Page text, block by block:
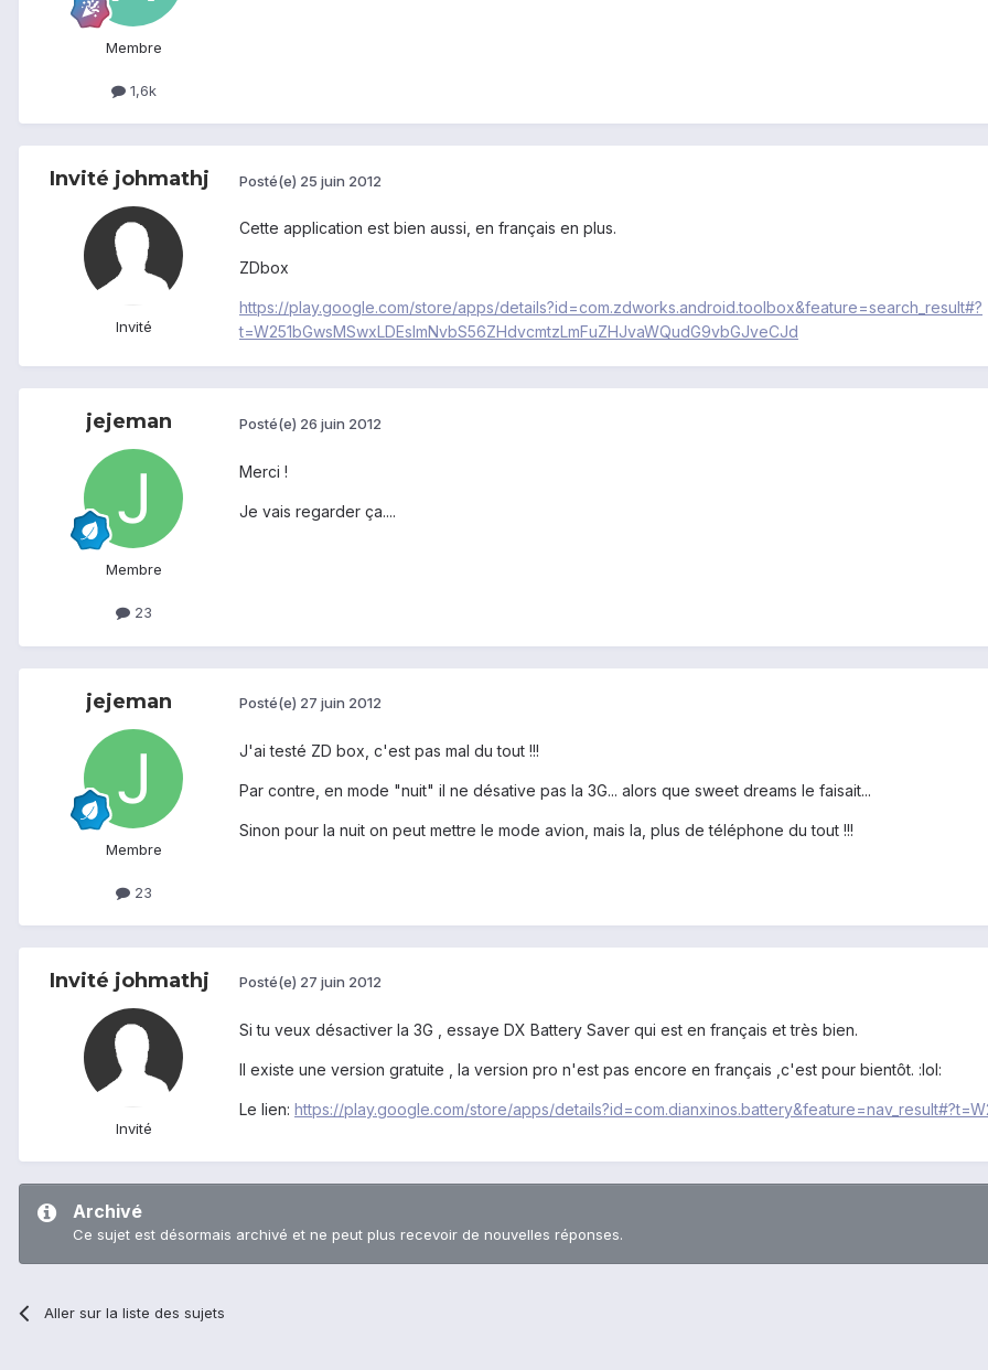
Membre
1,6k
Invité johmathj
Invité
Posté(e) 25 juin 2012
Cette application est bien aussi, en français en plus.
ZDbox
https://play.google.com/store/apps/details?id=com.zdworks.android.toolbox&feature=search_result#?
t=W251bGwsMSwxLDEsImNvbS56ZHdvcmtzLmFuZHJvaWQudG9vbGJveCJd
jejeman
Membre
23
Posté(e) 26 juin 2012
Merci !
Je vais regarder ça....
jejeman
Membre
23
Posté(e) 27 juin 2012
J'ai testé ZD box, c'est pas mal du tout !!!
Par contre, en mode "nuit" il ne désative pas la 3G... alors que sweet dreams le faisait...
Sinon pour la nuit on peut mettre le mode avion, mais la, plus de téléphone du tout !!!
Invité johmathj
Invité
Posté(e) 27 juin 2012
Si tu veux désactiver la 3G , essaye DX Battery Saver qui est en français et très bien.
Il existe une version gratuite , la version pro n'est pas encore en français ,c'est pour bientôt. :lol:
Le lien: https://play.google.com/store/apps/
Archivé
Ce sujet est désormais archivé et ne peut plus recevoir de nouvelles réponses.
Aller sur la liste des sujets